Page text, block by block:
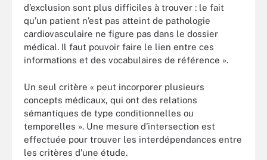
d’exclusion sont plus difficiles à trouver : le fait
qu’un patient n’est pas atteint de pathologie
cardiovasculaire ne figure pas dans le dossier
médical. Il faut pouvoir faire le lien entre ces
informations et des vocabulaires de référence ».
Un seul critère « peut incorporer plusieurs
concepts médicaux, qui ont des relations
sémantiques de type conditionnelles ou
temporelles ». Une mesure d’intersection est
effectuée pour trouver les interdépendances entre
les critères d’une étude.